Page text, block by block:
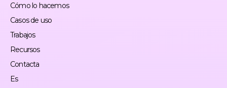
Cómo lo hacemos
Casos de uso
Trabajos
Recursos
Contacta
Es